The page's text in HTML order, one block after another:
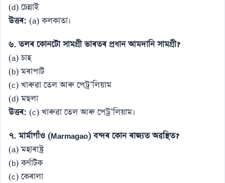
(d) চেন্নাই
উত্তৰ: (a) কলকাতা।
৬. তলৰ কোনটো সামগ্ৰী ভাৰতৰ প্ৰধান আমদানি সামগ্ৰী?
(a) চাহ
(b) মৰাপাট
(c) খাৰুৱা তেল আৰু পেট্ৰ’লিয়াম
(d) মছলা
উত্তৰ: (c) খাৰুৱা তেল আৰু পেট্ৰ’লিয়াম।
৭. মাৰ্মাগাঁও (Marmagao) বন্দৰ কোন ৰাজ্যত অৱস্থিত?
(a) মহাৰাষ্ট্ৰ
(b) কৰ্ণাটক
(c) কেৰালা